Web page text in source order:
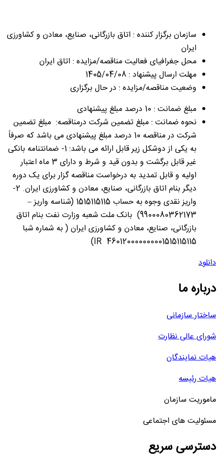
سازمان برگزار کننده : اتاق بازرگانی، صنایع، معادن و کشاورزی
ایران
محل جغرافیای فعالیت مناقصه/مزایده : اتاق ایران
مهلت ارسال پیشنهاد : 1405/04/08
وضعیت مناقصه/مزایده : در حال برگزاری
مبلغ ضمانت : 10 درصد مبلغ پیشنهادی
نحوه ضمانت : مبلغ تضمین شرکت درمناقصه: مبلغ تضمین
شرکت در مناقصه 10 درصد مبلغ پیشنهادی می باشد که صرفاً
به یکی از دوشکل زیر قابل ارائه می باشد: 1- ضمانتنامه بانکی
غیر قابل برگشت و بدون قید و شرط و دارای 3 ماه اعتبار
اولیه و قابل تمدید به درخواست مناقصه گزار برای یک دوره
دیگر بنام اتاق بازرگانی، صنایع، معادن و کشاورزی ایران. 2-
واریز نقدی وجوه به حساب 1515115115 (شناسه واریز –
9900080362173) بانک ملت شعبه وزارت نفت بنام اتاق
بازرگانی، صنایع، معادن و کشاورزی ایران ( به شماره شبا
460120000000001515115115 IR)
دانلود
درباره ما
ساختار سازمانی
شورای عالی نظارت
هیات نمایندگان
هیات رئیسه
ماموریت سازمان
مسئولیت های اجتماعی
دسترسی سریع